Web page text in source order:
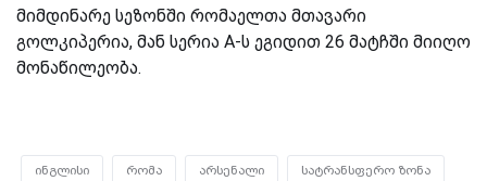
მიმდინარე სეზონში რომაელთა მთავარი
გოლკიპერია, მან სერია A-ს ეგიდით 26 მატჩში მიიღო
მონაწილეობა.
ინგლისი რომა არსენალი სატრანსფერო ზონა